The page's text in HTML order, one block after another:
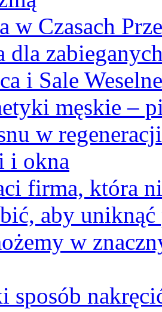
w Czasach
dla
i Sale Weselne
męskie –
w regeneracji
i okna
firma, która
aby
w
sposób